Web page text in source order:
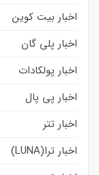
اخبار بیت کوین
اخبار پلی گان
اخبار پولکادات
اخبار پی پال
اخبار تتر
اخبار ترا(LUNA)